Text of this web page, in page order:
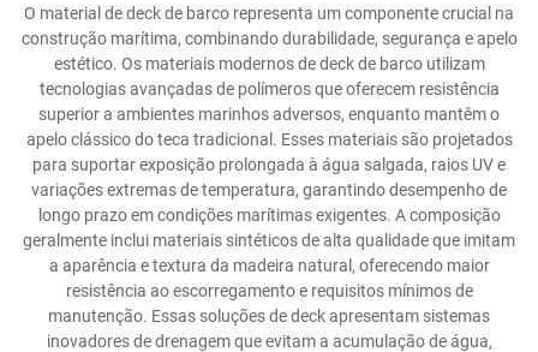
O material de deck de barco representa um componente crucial na
construção marítima, combinando durabilidade, segurança e apelo
estético. Os materiais modernos de deck de barco utilizam
tecnologias avançadas de polímeros que oferecem resistência
superior a ambientes marinhos adversos, enquanto mantêm o
apelo clássico do teca tradicional. Esses materiais são projetados
para suportar exposição prolongada à água salgada, raios UV e
variações extremas de temperatura, garantindo desempenho de
longo prazo em condições marítimas exigentes. A composição
geralmente inclui materiais sintéticos de alta qualidade que imitam
a aparência e textura da madeira natural, oferecendo maior
resistência ao escorregamento e requisitos mínimos de
manutenção. Essas soluções de deck apresentam sistemas
inovadores de drenagem que evitam a acumulação de água,